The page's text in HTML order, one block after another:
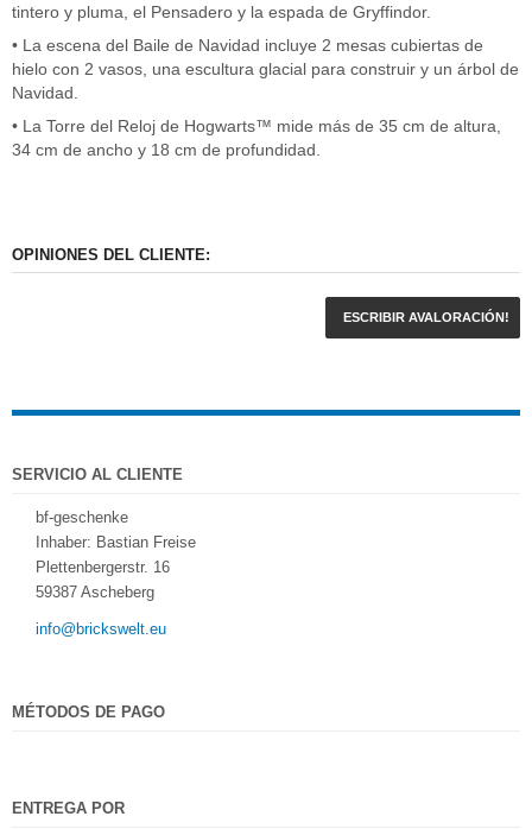
tintero y pluma, el Pensadero y la espada de Gryffindor.
• La escena del Baile de Navidad incluye 2 mesas cubiertas de
hielo con 2 vasos, una escultura glacial para construir y un árbol de
Navidad.
• La Torre del Reloj de Hogwarts™ mide más de 35 cm de altura,
34 cm de ancho y 18 cm de profundidad.
OPINIONES DEL CLIENTE:
ESCRIBIR AVALORACIÓN!
SERVICIO AL CLIENTE
bf-geschenke
Inhaber: Bastian Freise
Plettenbergerstr. 16
59387 Ascheberg
info@brickswelt.eu
MÉTODOS DE PAGO
ENTREGA POR